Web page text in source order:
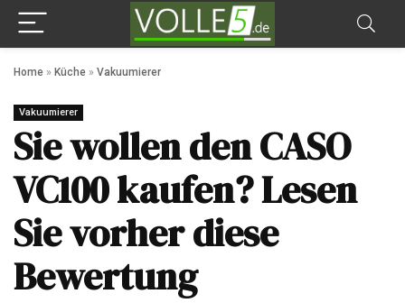
Home » Küche » Vakuumierer
Vakuumierer
Sie wollen den CASO
VC100 kaufen? Lesen
Sie vorher diese
Bewertung